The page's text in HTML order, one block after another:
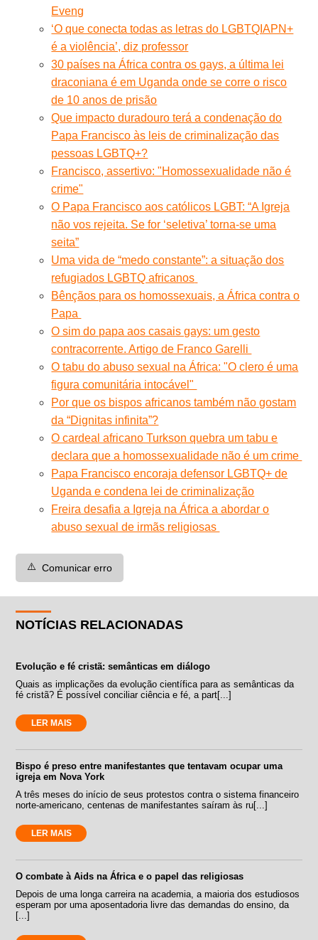
Eveng
‘O que conecta todas as letras do LGBTQIAPN+
é a violência’, diz professor
30 países na África contra os gays, a última lei
draconiana é em Uganda onde se corre o risco
de 10 anos de prisão
Que impacto duradouro terá a condenação do
Papa Francisco às leis de criminalização das
pessoas LGBTQ+?
Francisco, assertivo: "Homossexualidade não é
crime"
O Papa Francisco aos católicos LGBT: “A Igreja
não vos rejeita. Se for ‘seletiva’ torna-se uma
seita”
Uma vida de “medo constante”: a situação dos
refugiados LGBTQ africanos
Bênçãos para os homossexuais, a África contra o
Papa
O sim do papa aos casais gays: um gesto
contracorrente. Artigo de Franco Garelli
O tabu do abuso sexual na África: "O clero é uma
figura comunitária intocável"
Por que os bispos africanos também não gostam
da “Dignitas infinita”?
O cardeal africano Turkson quebra um tabu e
declara que a homossexualidade não é um crime
Papa Francisco encoraja defensor LGBTQ+ de
Uganda e condena lei de criminalização
Freira desafia a Igreja na África a abordar o
abuso sexual de irmãs religiosas
⚠️ Comunicar erro
NOTÍCIAS RELACIONADAS
Evolução e fé cristã: semânticas em diálogo
Quais as implicações da evolução científica para as semânticas da
fé cristã? É possível conciliar ciência e fé, a part[...]
LER MAIS
Bispo é preso entre manifestantes que tentavam ocupar uma
igreja em Nova York
A três meses do início de seus protestos contra o sistema financeiro
norte-americano, centenas de manifestantes saíram às ru[...]
LER MAIS
O combate à Aids na África e o papel das religiosas
Depois de uma longa carreira na academia, a maioria dos estudiosos
esperam por uma aposentadoria livre das demandas do ensino, da
[...]